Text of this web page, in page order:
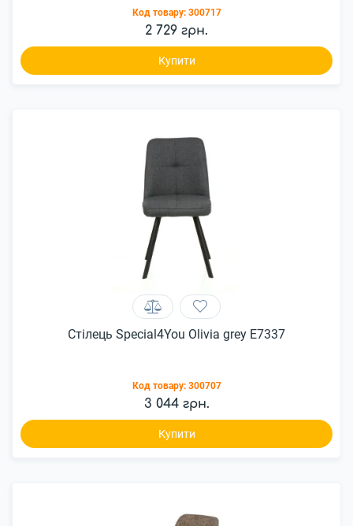
Код товару: 300717
2 729 грн.
Купити
Стілець Special4You Olivia grey E7337
Код товару: 300707
3 044 грн.
Купити